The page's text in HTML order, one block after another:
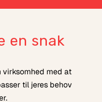
en snak
med at
til jeres behov